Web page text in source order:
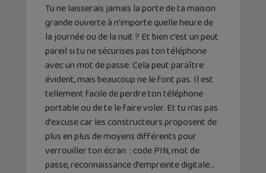
Tu ne laisserais jamais la porte de ta maison
grande ouverte à n’importe quelle heure de
la journée ou de la nuit ? Et bien c’est un peut
pareil si tu ne sécurises pas ton téléphone
avec un mot de passe. Cela peut paraître
évident, mais beaucoup ne le font pas. Il est
tellement facile de perdre ton téléphone
portable ou de te le faire voler. Et tu n’as pas
d’excuse car les constructeurs proposent de
plus en plus de moyens différents pour
verrouiller ton écran : code PIN, mot de
passe, reconnaissance d’empreinte digitale…